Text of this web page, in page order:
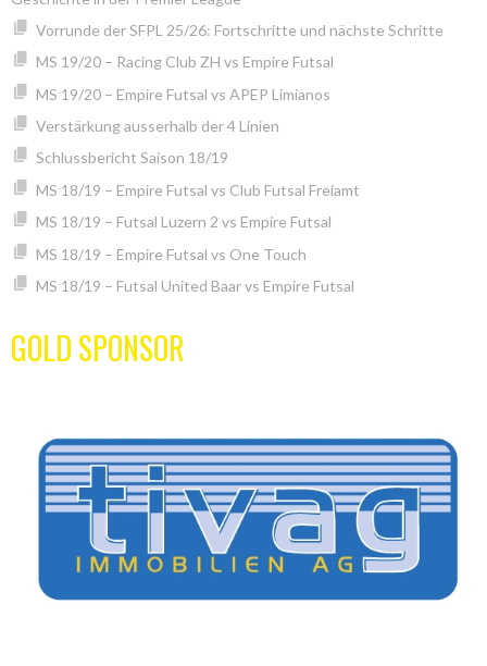
Vorrunde der SFPL 25/26: Fortschritte und nächste Schritte
MS 19/20 – Racing Club ZH vs Empire Futsal
MS 19/20 – Empire Futsal vs APEP Limianos
Verstärkung ausserhalb der 4 Linien
Schlussbericht Saison 18/19
MS 18/19 – Empire Futsal vs Club Futsal Freiamt
MS 18/19 – Futsal Luzern 2 vs Empire Futsal
MS 18/19 – Empire Futsal vs One Touch
MS 18/19 – Futsal United Baar vs Empire Futsal
GOLD SPONSOR